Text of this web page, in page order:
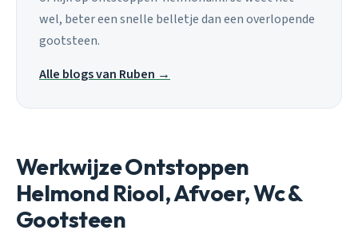
wel, beter een snelle belletje dan een overlopende
gootsteen.
Alle blogs van Ruben →
Werkwijze Ontstoppen
Helmond Riool, Afvoer, Wc &
Gootsteen